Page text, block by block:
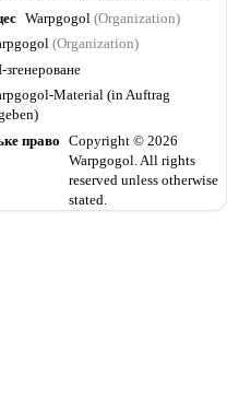
Warpgogol (Organization)
(Organization)
Material (in Auftrag
право
Copyright © 2026
Warpgogol. All rights
reserved unless otherwise
stated.